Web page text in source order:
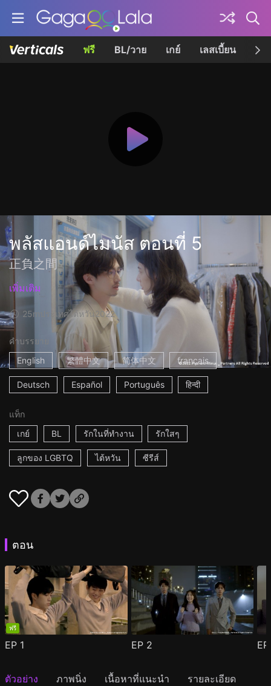
ฟรี BL/วาย เกย์ เลสเบี้ยน เค
พลัสแอนด์ไมนัส ตอนที่ 5
正負之間
เพิ่มเติม
25m ประเทศไต้หวัน 2022
คำบรรยาย
English
繁體中文 简体中文 français
Deutsch Español Português हिन्दी
แท็ก
เกย์
BL รักในที่ทำงาน รักใสๆ
ลูกของ LGBTQ ไต้หวัน ซีรีส์
ตอน
ฟรี
EP 1 EP 2
ตัวอย่าง ภาพนิ่ง เนื้อหาที่แนะนำ รายละเอียด